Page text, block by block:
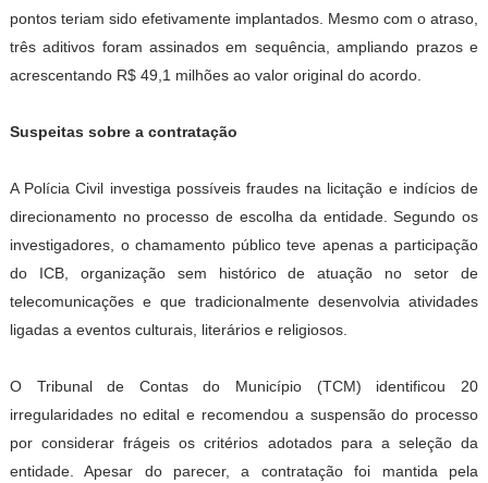
pontos teriam sido efetivamente implantados. Mesmo com o atraso,
três aditivos foram assinados em sequência, ampliando prazos e
acrescentando R$ 49,1 milhões ao valor original do acordo.
Suspeitas sobre a contratação
A Polícia Civil investiga possíveis fraudes na licitação e indícios de
direcionamento no processo de escolha da entidade. Segundo os
investigadores, o chamamento público teve apenas a participação
do ICB, organização sem histórico de atuação no setor de
telecomunicações e que tradicionalmente desenvolvia atividades
ligadas a eventos culturais, literários e religiosos.
O Tribunal de Contas do Município (TCM) identificou 20
irregularidades no edital e recomendou a suspensão do processo
por considerar frágeis os critérios adotados para a seleção da
entidade. Apesar do parecer, a contratação foi mantida pela